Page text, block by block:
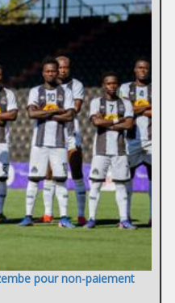
pour non-paiement